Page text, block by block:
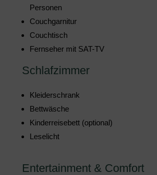
Personen
Couchgarnitur
Couchtisch
Fernseher mit SAT-TV
Schlafzimmer
Kleiderschrank
Bettwäsche
Kinderreisebett (optional)
Leselicht
Entertainment & Comfort